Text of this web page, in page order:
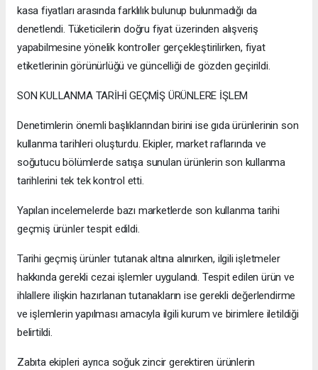
kasa fiyatları arasında farklılık bulunup bulunmadığı da
denetlendi. Tüketicilerin doğru fiyat üzerinden alışveriş
yapabilmesine yönelik kontroller gerçekleştirilirken, fiyat
etiketlerinin görünürlüğü ve güncelliği de gözden geçirildi.
SON KULLANMA TARİHİ GEÇMİŞ ÜRÜNLERE İŞLEM
Denetimlerin önemli başlıklarından birini ise gıda ürünlerinin son
kullanma tarihleri oluşturdu. Ekipler, market raflarında ve
soğutucu bölümlerde satışa sunulan ürünlerin son kullanma
tarihlerini tek tek kontrol etti.
Yapılan incelemelerde bazı marketlerde son kullanma tarihi
geçmiş ürünler tespit edildi.
Tarihi geçmiş ürünler tutanak altına alınırken, ilgili işletmeler
hakkında gerekli cezai işlemler uygulandı. Tespit edilen ürün ve
ihlallere ilişkin hazırlanan tutanakların ise gerekli değerlendirme
ve işlemlerin yapılması amacıyla ilgili kurum ve birimlere iletildiği
belirtildi.
Zabıta ekipleri ayrıca soğuk zincir gerektiren ürünlerin